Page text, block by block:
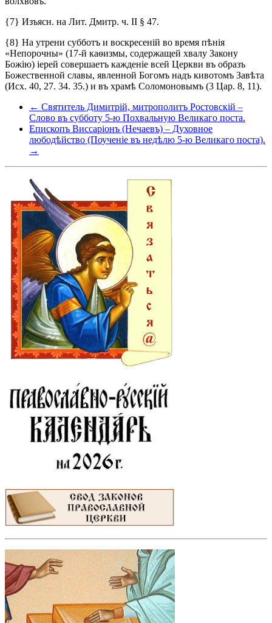
{7} Изъясн. на Лит. Дмитр. ч. II § 47.
{8} На утрени субботъ и воскресеній во время пѣнія
«Непорочны» (17-й каѳизмы, содержащей хвалу Закону
Божію) іерей совершаетъ кажденіе всей Церкви въ образъ
Божественной славы, явленной Богомъ надъ кивотомъ Завѣта
(Исх. 40, 27. 34. 35.) и въ храмѣ Соломоновымъ (3 Цар. 8, 11).
← Святитель Димитрій, митрополитъ Ростовскій –
Слово въ субботу 5-ю Похвальную Великаго поста.
Епископъ Виссаріонъ (Нечаевъ) – Духовное
любодѣйство (Поученіе въ недѣлю 5-ю Великаго поста).
→